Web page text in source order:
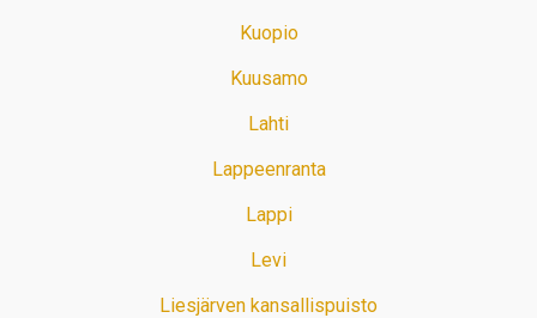
Kuopio
Kuusamo
Lahti
Lappeenranta
Lappi
Levi
Liesjärven kansallispuisto